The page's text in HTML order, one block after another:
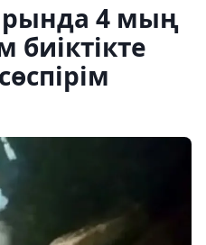
4 мың
биіктікте